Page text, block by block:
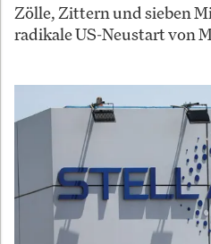
Zölle, Zittern und sieben
radikale US-Neustart von